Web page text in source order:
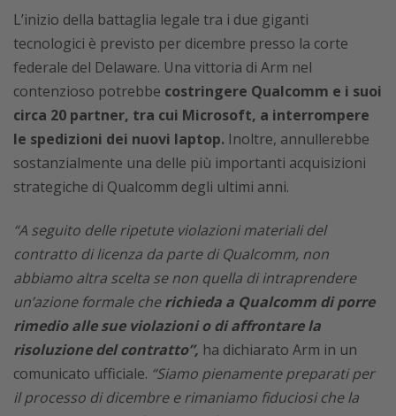
L’inizio della battaglia legale tra i due giganti
tecnologici è previsto per dicembre presso la corte
federale del Delaware. Una vittoria di Arm nel
contenzioso potrebbe costringere Qualcomm e i suoi
circa 20 partner, tra cui Microsoft, a interrompere
le spedizioni dei nuovi laptop. Inoltre, annullerebbe
sostanzialmente una delle più importanti acquisizioni
strategiche di Qualcomm degli ultimi anni.
“A seguito delle ripetute violazioni materiali del
contratto di licenza da parte di Qualcomm, non
abbiamo altra scelta se non quella di intraprendere
un’azione formale cherichieda a Qualcomm di porre
rimedio alle sue violazioni o di affrontare la
risoluzione del contratto”, ha dichiarato Arm in un
comunicato ufficiale. “Siamo pienamente preparati per
il processo di dicembre e rimaniamo fiduciosi che la